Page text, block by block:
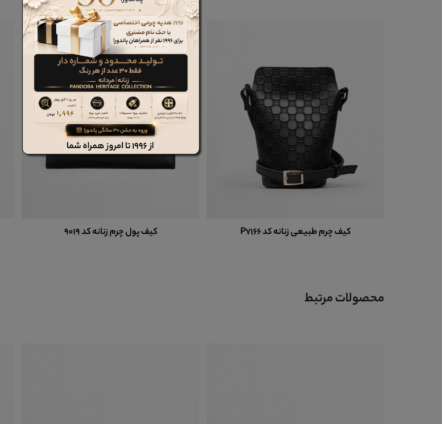
کیف پول چرم زنانه کد 9019 کلاه چرم ph102
محصولات مرتبط